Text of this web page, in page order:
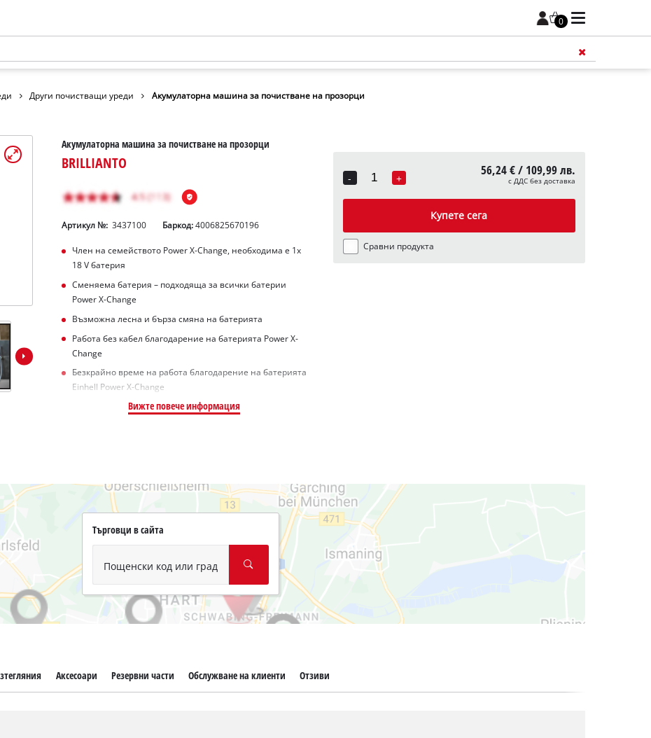
0
Други почистващи уреди Акумулаторна машина за почистване на прозорци
Акумулаторна машина за почистване на прозорци
BRILLIANTO
Артикул №: 3437100 Баркод:4006825670196
Член на семейството Power X-Change, необходима е 1x
18 V батерия
Сменяема батерия – подходяща за всички батерии
Power X-Change
Възможна лесна и бърза смяна на батерията
Работа без кабел благодарение на батерията Power X-
Change
Безкрайно време на работа благодарение на батерията
Einhell Power X-Change
Вижте повече информация
-
Quantity
+ 56,24 € / 109,99 лв.
с ДДС без доставка
Купете сега
Сравни продукта
Търговци в сайта
Пощенски код или град
Аксесоари Резервни части Обслужване на клиенти Отзиви